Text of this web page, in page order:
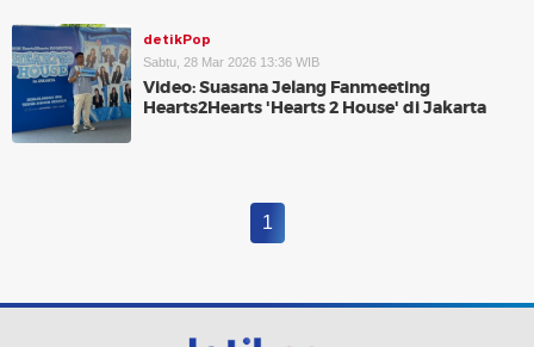
detikPop
Sabtu, 28 Mar 2026 13:36 WIB
Video: Suasana Jelang Fanmeeting
Hearts2Hearts 'Hearts 2 House' di Jakarta
1